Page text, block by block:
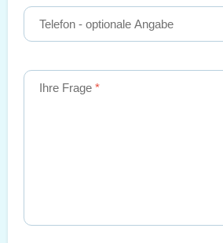
Telefon - optionale Angabe
Ihre Frage